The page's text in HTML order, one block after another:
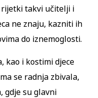
rijetki takvi učitelji i
ne znaju, kazniti ih
do iznemoglosti.
kao i kostimi djece
se radnja zbivala,
gdje su glavni